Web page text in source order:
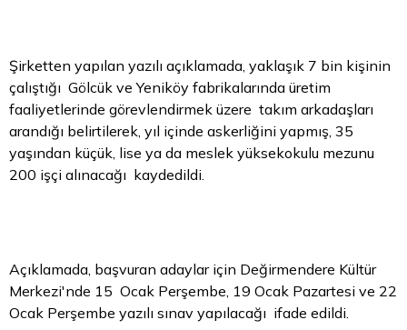
Şirketten yapılan yazılı açıklamada, yaklaşık 7 bin kişinin
çalıştığı Gölcük ve Yeniköy fabrikalarında üretim
faaliyetlerinde görevlendirmek üzere takım arkadaşları
arandığı belirtilerek, yıl içinde askerliğini yapmış, 35
yaşından küçük, lise ya da meslek yüksekokulu mezunu
200 işçi alınacağı kaydedildi.
Açıklamada, başvuran adaylar için Değirmendere Kültür
Merkezi'nde 15 Ocak Perşembe, 19 Ocak Pazartesi ve 22
Ocak Perşembe yazılı sınav yapılacağı ifade edildi.